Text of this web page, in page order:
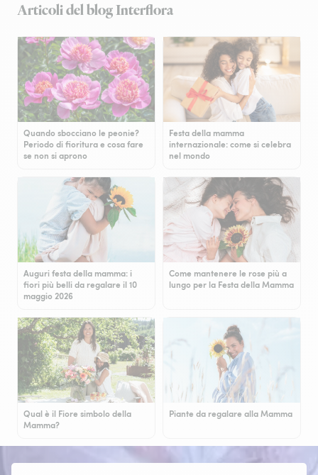
Articoli del blog Interflora
Quando sbocciano le peonie?
Periodo di fioritura e cosa fare
se non si aprono
Festa della mamma
internazionale: come si celebra
nel mondo
Auguri festa della mamma: i
fiori più belli da regalare il 10
maggio 2026
Come mantenere le rose più a
lungo per la Festa della Mamma
Qual è il Fiore simbolo della
Mamma?
Piante da regalare alla Mamma